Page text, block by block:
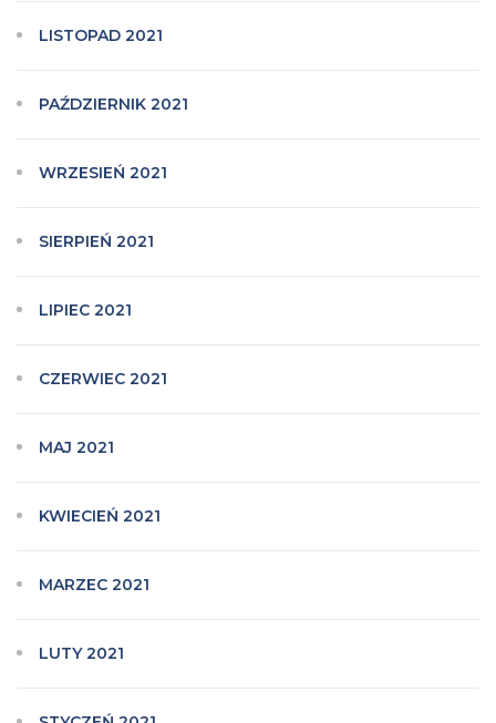
LISTOPAD 2021
PAŹDZIERNIK 2021
WRZESIEŃ 2021
SIERPIEŃ 2021
LIPIEC 2021
CZERWIEC 2021
MAJ 2021
KWIECIEŃ 2021
MARZEC 2021
LUTY 2021